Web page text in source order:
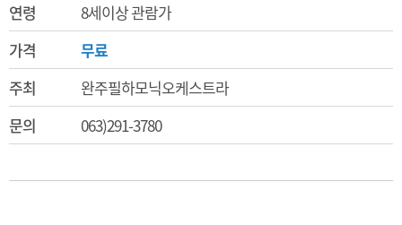
연령
8세이상 관람가
가격
무료
주최
완주필하모닉오케스트라
문의
063)291-3780